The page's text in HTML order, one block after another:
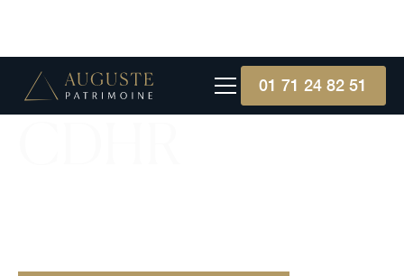
01 71 24 82 51